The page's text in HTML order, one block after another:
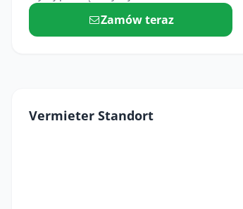
Zamów teraz
Vermieter Standort